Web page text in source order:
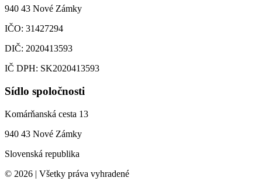
940 43 Nové Zámky
IČO: 31427294
DIČ: 2020413593
IČ DPH: SK2020413593
Sídlo spoločnosti
Komárňanská cesta 13
940 43 Nové Zámky
Slovenská republika
© 2026 | Všetky práva vyhradené